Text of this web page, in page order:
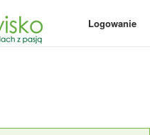
Logowanie